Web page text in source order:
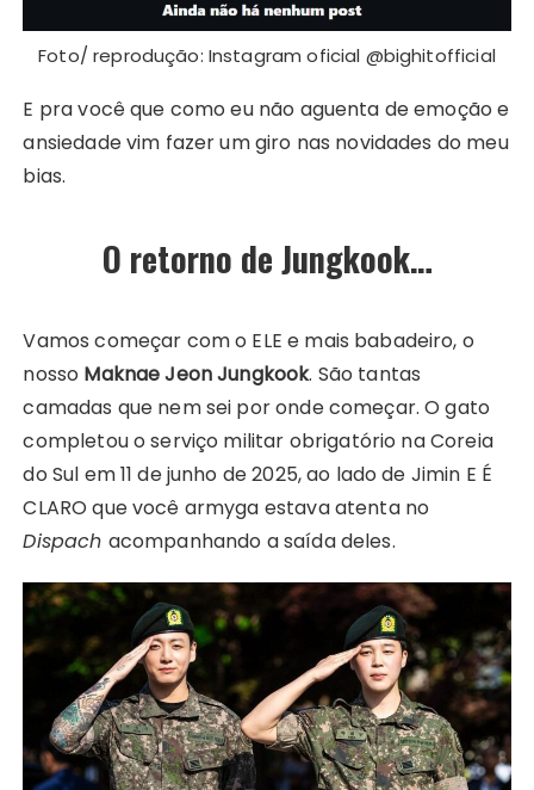
Foto/ reprodução: Instagram oficial @bighitofficial
E pra você que como eu não aguenta de emoção e
ansiedade vim fazer um giro nas novidades do meu
bias.
O retorno de Jungkook…
Vamos começar com o ELE e mais babadeiro, o
nosso Maknae Jeon Jungkook. São tantas
camadas que nem sei por onde começar. O gato
completou o serviço militar obrigatório na Coreia
do Sul em 11 de junho de 2025, ao lado de Jimin E É
CLARO que você armyga estava atenta no
Dispach acompanhando a saída deles.